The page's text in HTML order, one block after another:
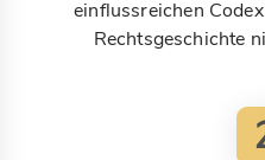
einflussreichen
Rechtsgeschichte